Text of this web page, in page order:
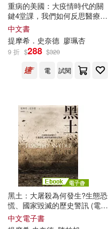
重病的美國：大疫情時代的關
鍵4堂課，我們如何反思醫療、
人權與自由
中文書
提摩希．史奈德 廖珮杏
9 折 $288 $320
電
試閱
黑土：大屠殺為何發生?生態恐
慌、國家毀滅的歷史警訊 (電子
書)
中文電子書